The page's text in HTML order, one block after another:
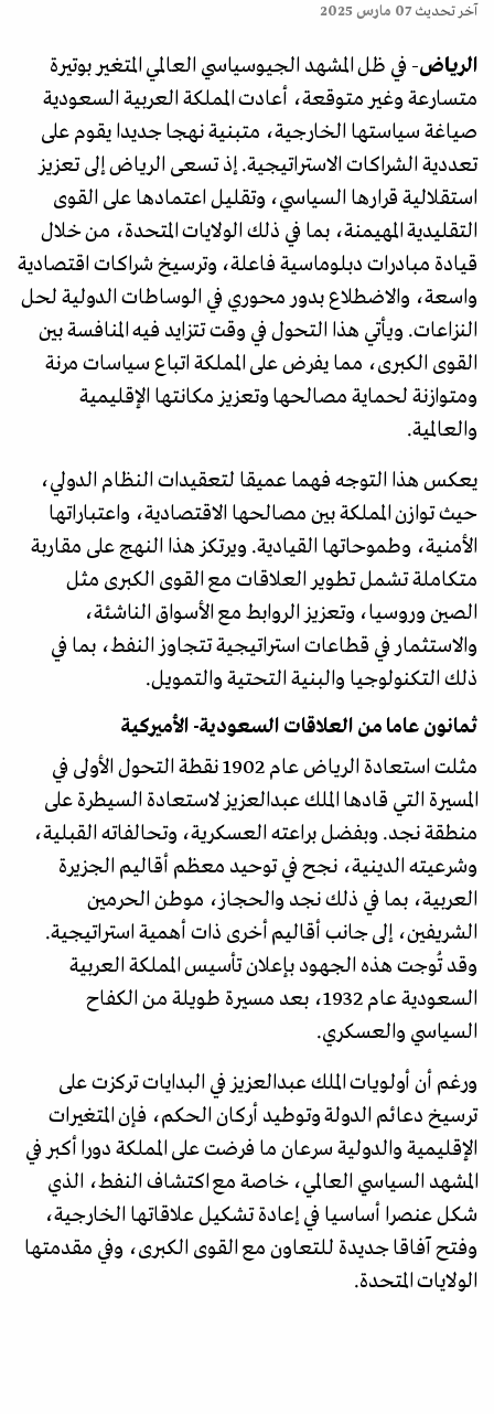
آخر تحديث07 مارس 2025
الرياض- في ظل المشهد الجيوسياسي العالمي المتغير بوتيرة
متسارعة وغير متوقعة، أعادت المملكة العربية السعودية
صياغة سياستها الخارجية، متبنية نهجا جديدا يقوم على
تعددية الشراكات الاستراتيجية. إذ تسعى الرياض إلى تعزيز
استقلالية قرارها السياسي، وتقليل اعتمادها على القوى
التقليدية المهيمنة، بما في ذلك الولايات المتحدة، من خلال
قيادة مبادرات دبلوماسية فاعلة، وترسيخ شراكات اقتصادية
واسعة، والاضطلاع بدور محوري في الوساطات الدولية لحل
النزاعات. ويأتي هذا التحول في وقت تتزايد فيه المنافسة بين
القوى الكبرى، مما يفرض على المملكة اتباع سياسات مرنة
ومتوازنة لحماية مصالحها وتعزيز مكانتها الإقليمية
والعالمية.
يعكس هذا التوجه فهما عميقا لتعقيدات النظام الدولي،
حيث توازن المملكة بين مصالحها الاقتصادية، واعتباراتها
الأمنية، وطموحاتها القيادية. ويرتكز هذا النهج على مقاربة
متكاملة تشمل تطوير العلاقات مع القوى الكبرى مثل
الصين وروسيا، وتعزيز الروابط مع الأسواق الناشئة،
والاستثمار في قطاعات استراتيجية تتجاوز النفط، بما في
ذلك التكنولوجيا والبنية التحتية والتمويل.
ثمانون عاما من العلاقات السعودية- الأميركية
مثلت استعادة الرياض عام 1902 نقطة التحول الأولى في
المسيرة التي قادها الملك عبدالعزيز لاستعادة السيطرة على
منطقة نجد. وبفضل براعته العسكرية، وتحالفاته القبلية،
وشرعيته الدينية، نجح في توحيد معظم أقاليم الجزيرة
العربية، بما في ذلك نجد والحجاز، موطن الحرمين
الشريفين، إلى جانب أقاليم أخرى ذات أهمية استراتيجية.
وقد تُوجت هذه الجهود بإعلان تأسيس المملكة العربية
السعودية عام 1932، بعد مسيرة طويلة من الكفاح
السياسي والعسكري.
ورغم أن أولويات الملك عبدالعزيز في البدايات تركزت على
ترسيخ دعائم الدولة وتوطيد أركان الحكم، فإن المتغيرات
الإقليمية والدولية سرعان ما فرضت على المملكة دورا أكبر في
المشهد السياسي العالمي، خاصة مع اكتشاف النفط، الذي
شكل عنصرا أساسيا في إعادة تشكيل علاقاتها الخارجية،
وفتح آفاقا جديدة للتعاون مع القوى الكبرى، وفي مقدمتها
الولايات المتحدة.